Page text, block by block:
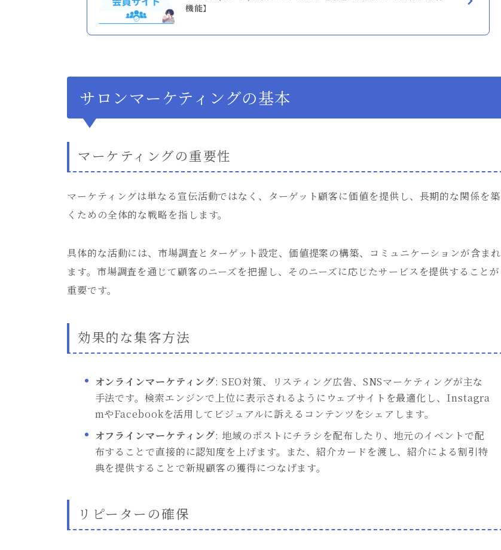
機能】
サロンマーケティングの基本
マーケティングの重要性
マーケティングは単なる宣伝活動ではなく、ターゲット顧客に価値を提供し、長期的な関係を築
くための全体的な戦略を指します。
具体的な活動には、市場調査とターゲット設定、価値提案の構築、コミュニケーションが含まれ
ます。市場調査を通じて顧客のニーズを把握し、そのニーズに応じたサービスを提供することが
重要です。
効果的な集客方法
オンラインマーケティング: SEO対策、リスティング広告、SNSマーケティングが主な
手法です。検索エンジンで上位に表示されるようにウェブサイトを最適化し、Instagra
mやFacebookを活用してビジュアルに訴えるコンテンツをシェアします。
オフラインマーケティング: 地域のポストにチラシを配布したり、地元のイベントで配
布することで直接的に認知度を上げます。また、紹介カードを渡し、紹介による割引特
典を提供することで新規顧客の獲得につなげます。
リピーターの確保